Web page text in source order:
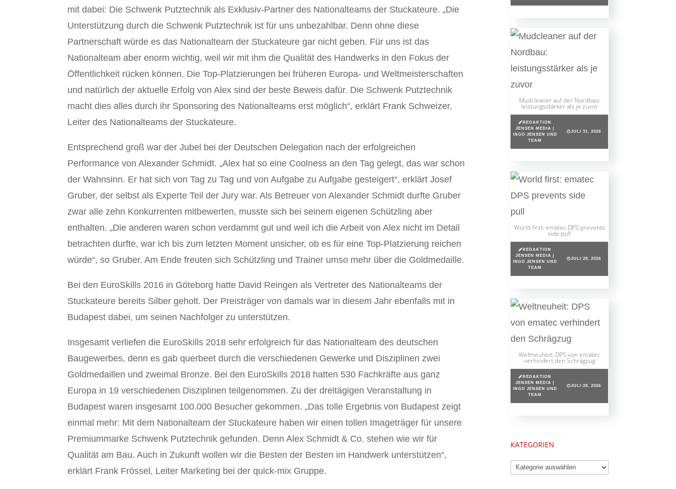
mit dabei: Die Schwenk Putztechnik als Exklusiv-Partner des Nationalteams der Stuckateure. „Die
Unterstützung durch die Schwenk Putztechnik ist für uns unbezahlbar. Denn ohne diese
Partnerschaft würde es das Nationalteam der Stuckateure gar nicht geben. Für uns ist das
Nationalteam aber enorm wichtig, weil wir mit ihm die Qualität des Handwerks in den Fokus der
Öffentlichkeit rücken können. Die Top-Platzierungen bei früheren Europa- und Weltmeisterschaften
und natürlich der aktuelle Erfolg von Alex sind der beste Beweis dafür. Die Schwenk Putztechnik
macht dies alles durch ihr Sponsoring des Nationalteams erst möglich“, erklärt Frank Schweizer,
Leiter des Nationalteams der Stuckateure.
Entsprechend groß war der Jubel bei der Deutschen Delegation nach der erfolgreichen
Performance von Alexander Schmidt. „Alex hat so eine Coolness an den Tag gelegt, das war schon
der Wahnsinn. Er hat sich von Tag zu Tag und von Aufgabe zu Aufgabe gesteigert“, erklärt Josef
Gruber, der selbst als Experte Teil der Jury war. Als Betreuer von Alexander Schmidt durfte Gruber
zwar alle zehn Konkurrenten mitbewerten, musste sich bei seinem eigenen Schützling aber
enthalten. „Die anderen waren schon verdammt gut und weil ich die Arbeit von Alex nicht im Detail
betrachten durfte, war ich bis zum letzten Moment unsicher, ob es für eine Top-Platzierung reichen
würde“, so Gruber. Am Ende freuten sich Schützling und Trainer umso mehr über die Goldmedaille.
Bei den EuroSkills 2016 in Göteborg hatte David Reingen als Vertreter des Nationalteams der
Stuckateure bereits Silber geholt. Der Preisträger von damals war in diesem Jahr ebenfalls mit in
Budapest dabei, um seinen Nachfolger zu unterstützen.
Insgesamt verliefen die EuroSkills 2018 sehr erfolgreich für das Nationalteam des deutschen
Baugewerbes, denn es gab querbeet durch die verschiedenen Gewerke und Disziplinen zwei
Goldmedaillen und zweimal Bronze. Bei den EuroSkills 2018 hatten 530 Fachkräfte aus ganz
Europa in 19 verschiedenen Disziplinen teilgenommen. Zu der dreitägigen Veranstaltung in
Budapest waren insgesamt 100.000 Besucher gekommen. „Das tolle Ergebnis von Budapest zeigt
einmal mehr: Mit dem Nationalteam der Stuckateure haben wir einen tollen Imageträger für unsere
Premiummarke Schwenk Putztechnik gefunden. Denn Alex Schmidt & Co. stehen wie wir für
Qualität am Bau. Auch in Zukunft wollen wir die Besten der Besten im Handwerk unterstützen“,
erklärt Frank Frössel, Leiter Marketing bei der quick-mix Gruppe.
Mudcleaner auf der Nordbau:
leistungsstärker als je zuvor
REDAKTION
JENSEN MEDIA |
INGO JENSEN UND
TEAM
JULI 31, 2026
World first: ematec DPS prevents
side pull
REDAKTION
JENSEN MEDIA |
INGO JENSEN UND
TEAM
JULI 28, 2026
Weltneuheit: DPS von ematec
verhindert den Schrägzug
REDAKTION
JENSEN MEDIA |
INGO JENSEN UND
TEAM
JULI 28, 2026
KATEGORIEN
Kategorien